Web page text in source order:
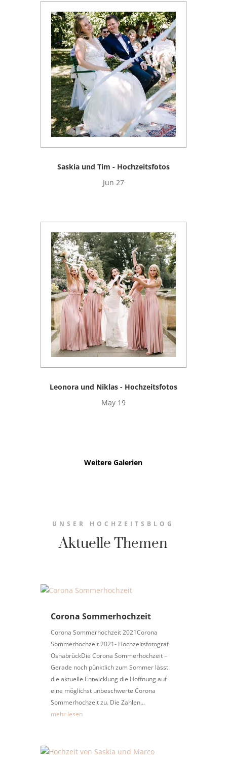
Saskia und Tim - Hochzeitsfotos
Jun 27
Leonora und Niklas - Hochzeitsfotos
May 19
Weitere Galerien
UNSER HOCHZEITSBLOG
Aktuelle Themen
Corona Sommerhochzeit
Corona Sommerhochzeit 2021Corona
Sommerhochzeit 2021- Hochzeitsfotograf
OsnabrückDie Corona Sommerhochzeit –
Gerade noch pünktlich zum Sommer lässt
die aktuelle Entwicklung die Hoffnung auf
eine möglichst unbeschwerte Corona
Sommerhochzeit zu. Die Zahlen...
mehr lesen